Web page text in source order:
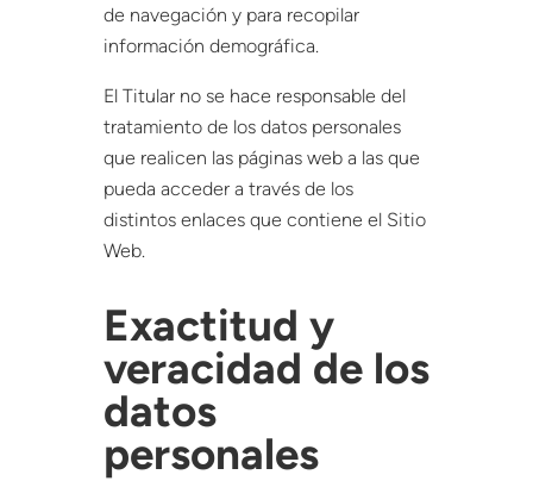
de navegación y para recopilar
información demográfica.
El Titular no se hace responsable del
tratamiento de los datos personales
que realicen las páginas web a las que
pueda acceder a través de los
distintos enlaces que contiene el Sitio
Web.
Exactitud y
veracidad de los
datos
personales